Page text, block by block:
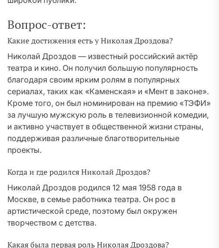
Вопрос-ответ:
Какие достижения есть у Николая Дроздова?
Николай Дроздов — известный российский актёр
театра и кино. Он получил большую популярность
благодаря своим ярким ролям в популярных
сериалах, таких как «Каменская» и «Мент в законе».
Кроме того, он был номинирован на премию «ТЭФИ»
за лучшую мужскую роль в телевизионной комедии,
и активно участвует в общественной жизни страны,
поддерживая различные благотворительные
проекты.
Когда и где родился Николай Дроздов?
Николай Дроздов родился 12 мая 1958 года в
Москве, в семье работника театра. Он рос в
артистической среде, поэтому был окружен
творчеством с детства.
Какая была первая роль Николая Дроздова?